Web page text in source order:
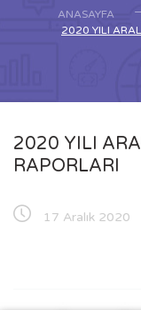
ANASAYFA
2020 YILI
2020 YILI
RAPORLARI
17 Aralık 2020